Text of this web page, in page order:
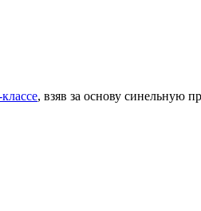
, взяв за основу синельную